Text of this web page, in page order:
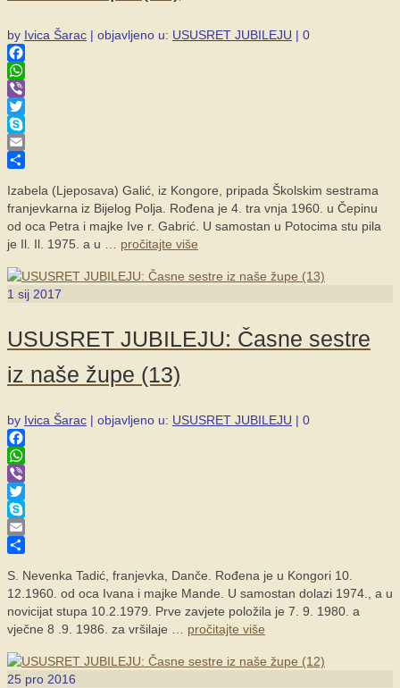
by Ivica Šarac | objavljeno u: USUSRET JUBILEJU | 0
Facebook
WhatsApp
Viber
Twitter
Skype
Email
Izabela (Ljeposava) Galić, iz Kongore, pripada Školskim sestrama
franjevkarna iz Bijelog Polja. Rođena je 4. tra vnja 1960. u Čepinu
od oca Petra i majke Ive r. Gabrić. U samostan u Potocima stu pila
je Il. Il. 1975. a u … pročitajte više
1 sij 2017
USUSRET JUBILEJU: Časne sestre
iz naše župe (13)
by Ivica Šarac | objavljeno u: USUSRET JUBILEJU | 0
Facebook
WhatsApp
Viber
Twitter
Skype
Email
S. Nevenka Tadić, franjevka, Danče. Rođena je u Kongori 10.
12.1960. od oca Ivana i majke Mande. U samostan dolazi 1974., a u
novicijat stupa 10.2.1979. Prve zavjete položila je 7. 9. 1980. a
vječne 8 .9. 1986. za vršilaje … pročitajte više
25 pro 2016